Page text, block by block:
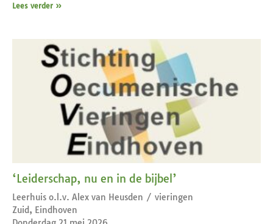
Lees verder »
‘Leiderschap, nu en in de bijbel’
Leerhuis o.l.v. Alex van Heusden / vieringen
Zuid, Eindhoven